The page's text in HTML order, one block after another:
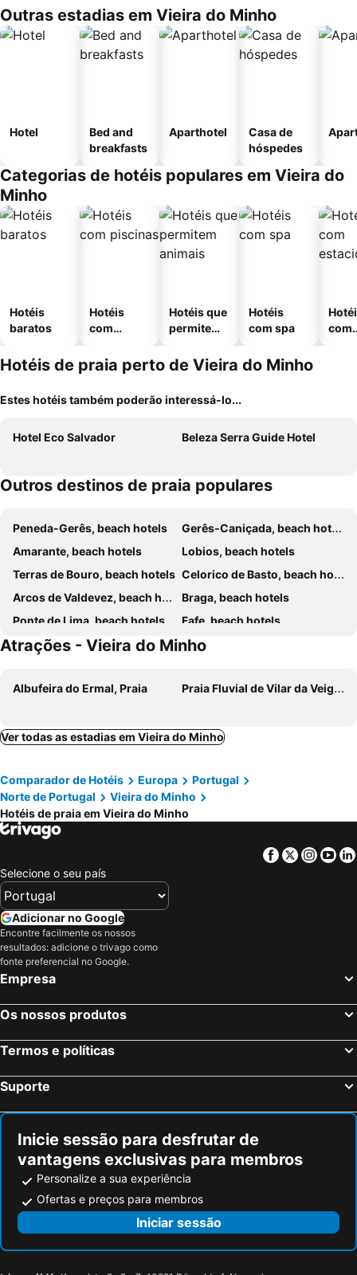
Outras estadias em Vieira do Minho
Hotel
Bed and
breakfasts
Aparthotel
Casa de
hóspedes
Categorias de hotéis populares em Vieira do
Minho
Hotéis
baratos
Hotéis
com
Hotéis que
permitem
Hotéis
com spa
com
Hotéis de praia perto de Vieira do Minho
Estes hotéis também poderão interessá-lo...
Hotel Eco Salvador Beleza Serra Guide Hotel
Outros destinos de praia populares
Peneda-Gerês, beach hotels
Gerês-Caniçada, beach hotels
Amarante, beach hotels
Lobios, beach hotels
Terras de Bouro, beach hotels Celorico de Basto, beach hotels
Arcos de Valdevez, beach hotels
Braga, beach hotels
Ponte de Lima, beach hotels
Fafe, beach hotels
Penafiel, beach hotels
Montalegre, beach hotels
Atrações - Vieira do Minho
Albufeira do Ermal, Praia Praia Fluvial de Vilar da Veiga, Praia
Ver todas as estadias em Vieira do Minho
Comparador de Hotéis Europa
Portugal
Norte de Portugal
Vieira do Minho
Hotéis de praia em Vieira do Minho
Facebook
Twitter
Selecione o seu país
Adicionar no Google
Encontre facilmente os nossos
resultados: adicione o trivago como
fonte preferencial no Google.
Empresa
Os nossos produtos
Termos e políticas
Suporte
Inicie sessão para desfrutar de
vantagens exclusivas para membros
Personalize a sua experiência
Ofertas e preços para membros
Iniciar sessão